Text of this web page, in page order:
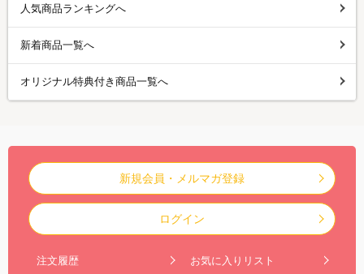
人気商品ランキングへ
新着商品一覧へ
オリジナル特典付き商品一覧へ
新規会員・メルマガ登録
ログイン
注文履歴 お気に入りリスト